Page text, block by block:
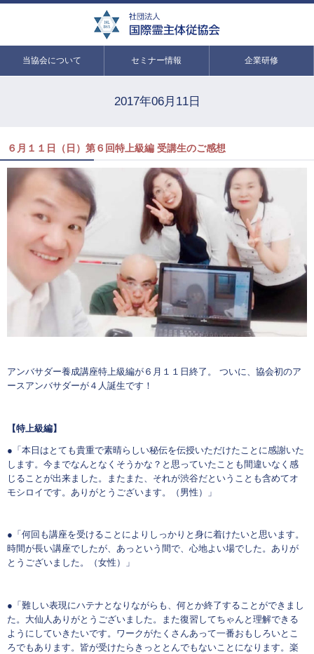
当協会について セミナー情報 企業研修
2017年06月11日
６月１１日（日）第６回特上級編 受講生のご感想
アンバサダー養成講座特上級編が６月１１日終了。 ついに、協会初のア
ースアンバサダーが４人誕生です！
【特上級編】
●「本日はとても貴重で素晴らしい秘伝を伝授いただけたことに感謝いた
します。今までなんとなくそうかな？と思っていたことも間違いなく感
じることが出来ました。またまた、それが渋谷だということも含めてオ
モシロイです。ありがとうございます。（男性）」
●「何回も講座を受けることによりしっかりと身に着けたいと思います。
時間が長い講座でしたが、あっという間で、心地よい場でした。ありが
とうございました。（女性）」
●「難しい表現にハテナとなりながらも、何とか終了することができまし
た。大仙人ありがとうございました。また復習してちゃんと理解できる
ようにしていきたいです。ワークがたくさんあって一番おもしろいとこ
ろでもあります。皆が受けたらきっととんでもないことになります。楽